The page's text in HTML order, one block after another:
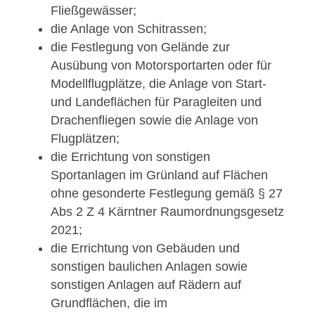
Fließgewässer;
die Anlage von Schitrassen;
die Festlegung von Gelände zur
Ausübung von Motorsportarten oder für
Modellflugplätze, die Anlage von Start-
und Landeflächen für Paragleiten und
Drachenfliegen sowie die Anlage von
Flugplätzen;
die Errichtung von sonstigen
Sportanlagen im Grünland auf Flächen
ohne gesonderte Festlegung gemäß § 27
Abs 2 Z 4 Kärntner Raumordnungsgesetz
2021;
die Errichtung von Gebäuden und
sonstigen baulichen Anlagen sowie
sonstigen Anlagen auf Rädern auf
Grundflächen, die im